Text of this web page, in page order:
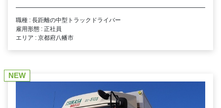
職種 : 長距離の中型トラックドライバー
雇用形態 : 正社員
エリア : 京都府八幡市
NEW